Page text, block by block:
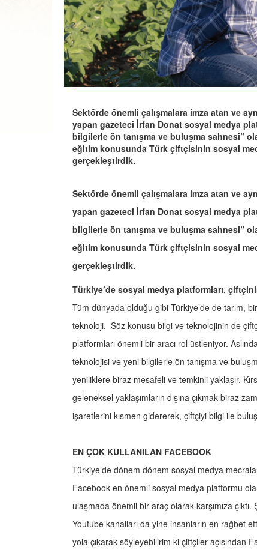
Sektörde önemli çalışmalara imza atan ve
yapan gazeteci İrfan Donat sosyal medya
bilgilerle ön tanışma ve buluşma sahnesi”
eğitim konusunda Türk çiftçisinin sosyal
gerçekleştirdik.
Sektörde önemli çalışmalara imza atan ve
yapan gazeteci İrfan Donat sosyal medya
bilgilerle ön tanışma ve buluşma sahnesi”
eğitim konusunda Türk çiftçisinin sosyal
gerçekleştirdik.
Türkiye’de sosyal medya platformları,
Tüm dünyada olduğu gibi Türkiye’de de tarım,
teknoloji. Söz konusu bilgi ve teknolojinin de
platformları önemli bir aracı rol üstleniyor.
teknolojisi ve yeni bilgilerle ön tanışma ve
yeniliklere biraz mesafeli ve temkinli yaklaşır.
geleneksel yaklaşımların dışına çıkmak biraz
işaretlerini kısmen gidererek, çiftçiyi bilgi ile
EN ÇOK KULLANILAN FACEBOOK
Türkiye’de dönem dönem sosyal medya
Facebook en önemli sosyal medya platformu
ulaşmada önemli bir araç olarak karşımıza çıktı.
Youtube kanalları da yine insanların en rağbet
yola çıkarak söyleyebilirim ki çiftçiler açısından